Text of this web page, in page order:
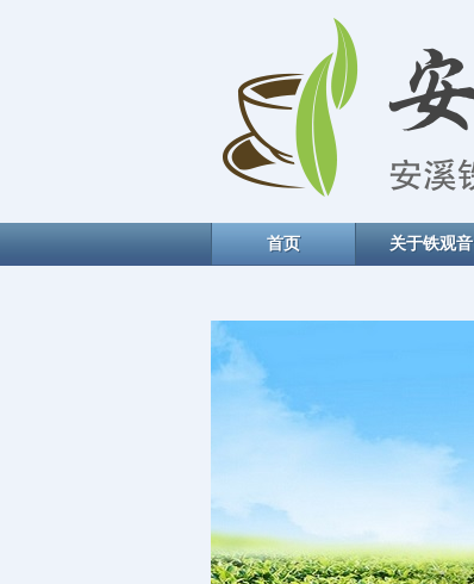
首页 关于铁观音